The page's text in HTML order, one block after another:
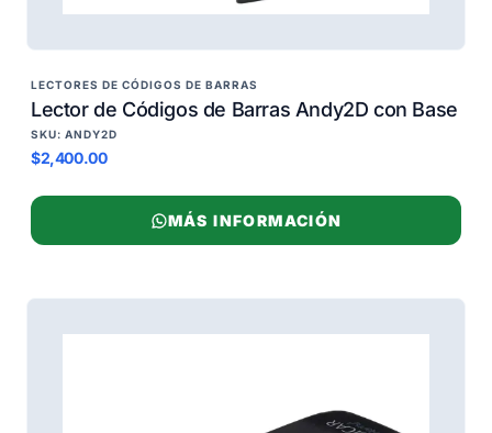
LECTORES DE CÓDIGOS DE BARRAS
Lector de Códigos de Barras Andy2D con Base
SKU: ANDY2D
$2,400.00
MÁS INFORMACIÓN